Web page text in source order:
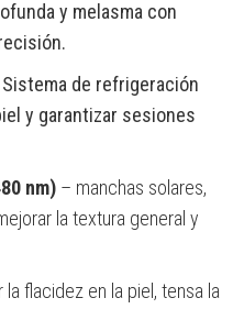
y melasma con
Sistema de refrigeración
y garantizar sesiones
nm) – manchas solares,
la textura general y
flacidez en la piel, tensa la